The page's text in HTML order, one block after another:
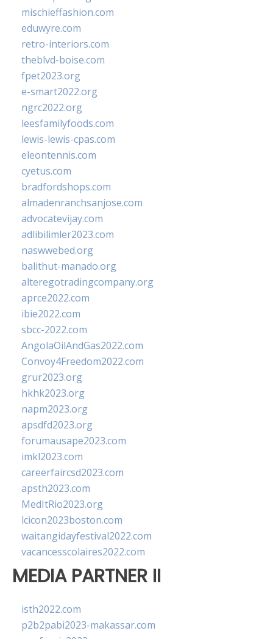
mischieffashion.com
eduwyre.com
retro-interiors.com
theblvd-boise.com
fpet2023.org
e-smart2022.org
ngrc2022.org
leesfamilyfoods.com
lewis-lewis-cpas.com
eleontennis.com
cyetus.com
bradfordshops.com
almadenranchsanjose.com
advocatevijay.com
adlibilimler2023.com
naswwebed.org
balithut-manado.org
alteregotradingcompany.org
aprce2022.com
ibie2022.com
sbcc-2022.com
AngolaOilAndGas2022.com
Convoy4Freedom2022.com
grur2023.org
hkhk2023.org
napm2023.org
apsdfd2023.org
forumausape2023.com
imkl2023.com
careerfaircsd2023.com
apsth2023.com
MedItRio2023.org
lcicon2023boston.com
waitangidayfestival2022.com
vacancesscolaires2022.com
MEDIA PARTNER II
isth2022.com
p2b2pabi2023-makassar.com